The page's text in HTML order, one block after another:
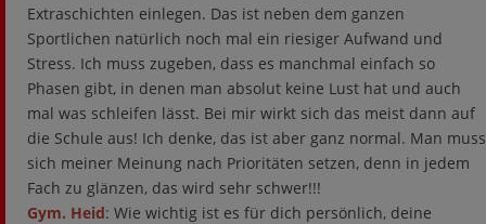
Extraschichten einlegen. Das ist neben dem ganzen
Sportlichen natürlich noch mal ein riesiger Aufwand und
Stress. Ich muss zugeben, dass es manchmal einfach so
Phasen gibt, in denen man absolut keine Lust hat und auch
mal was schleifen lässt. Bei mir wirkt sich das meist dann auf
die Schule aus! Ich denke, das ist aber ganz normal. Man muss
sich meiner Meinung nach Prioritäten setzen, denn in jedem
Fach zu glänzen, das wird sehr schwer!!!
Gym. Heid: Wie wichtig ist es für dich persönlich, deine